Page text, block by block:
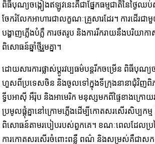
ពិធីបុណ្យចង្កៀងឥឡូវនេះគឺជាផ្នែកធម្មជាតិនៃថ្ងៃឈប់
ចែករំលែកអាហារជាលក្ខណៈគ្រួសារដែរ។ ការដើរជាមួ
បង្ហាញភ្លើងបំភ្លឺ ការថតរូប និងការរីករាយនឹងបរិយាក
ពិសោធន៍ឆ្នាំថ្មីរួមគ្នា។
ដោយសារការផ្លាស់ប្តូរវប្បធម៌បន្តរីកចម្រើន ពិធីបុណ្
ហួសពីប្រទេសចិន និងចូលទៅក្នុងទីក្រុងនានាជុំវិញ
ទ្វីបអាស៊ី អឺរ៉ុប និងអាមេរិក មនុស្សមកពីផ្ទៃខាងក្រោយវ
ប្រមូលផ្តុំគ្នានៅក្រោមភ្លើងដើម្បីកោតសរសើរសិប្បកម្
ពិសោធន៍តាមរបៀបរបស់ពួកគេ។ ខណៈពេលដែលប្រ
ការកោតសរសើរចំពោះពន្លឺ ពណ៌ និងសម្រស់គឺជាស